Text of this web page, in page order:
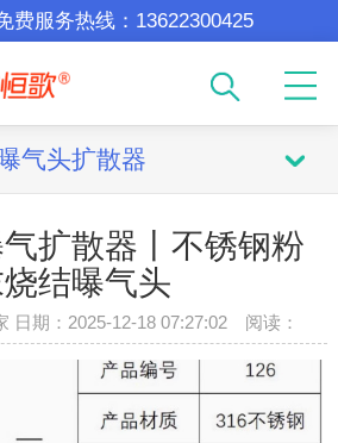
费服务热线： 13622300425
气头扩散器
扩散器丨不锈钢粉
结曝气头
日期：2025-12-18 07:27:02 阅读：